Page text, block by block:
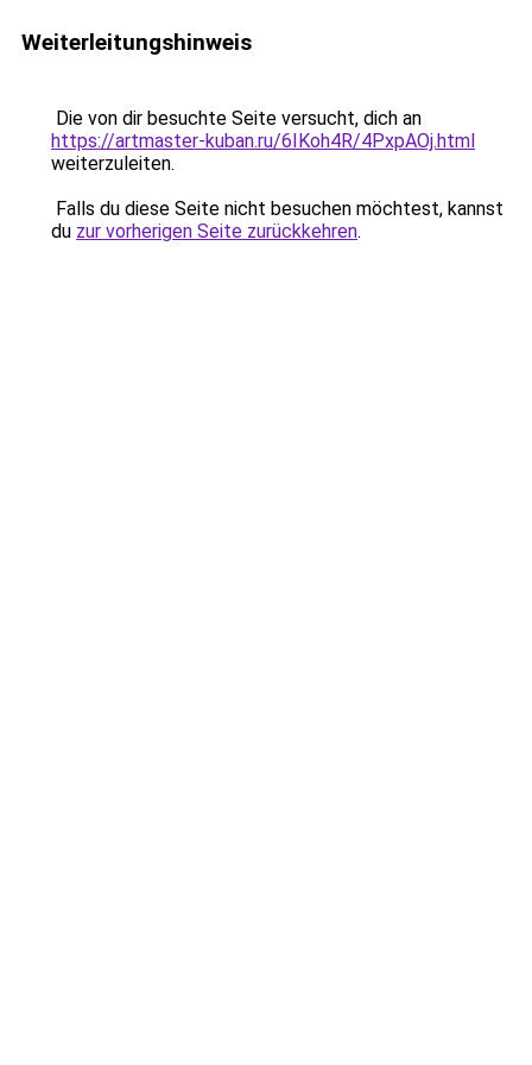
Weiterleitungshinweis
Die von dir besuchte Seite versucht, dich an
https://artmaster-kuban.ru/6IKoh4R/4PxpAOj.html
weiterzuleiten.
Falls du diese Seite nicht besuchen möchtest, kannst
du zur vorherigen Seite zurückkehren.